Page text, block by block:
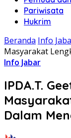
Pariwisata
Hukrim
Beranda Info
Masyarakat
Info Jabar
IPDA.T.
Dalam